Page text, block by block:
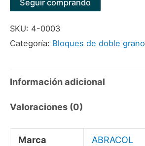
200X50X25
DA120/220
MARCA
cantidad
Seguir comprando
SKU: 4-0003
Categoría: Bloques de doble grano
Información adicional
Valoraciones (0)
Marca ABRACOL